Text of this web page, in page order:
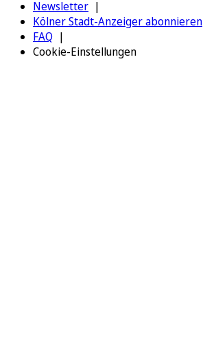
Newsletter
Kölner Stadt-Anzeiger abonnieren
FAQ
Cookie-Einstellungen